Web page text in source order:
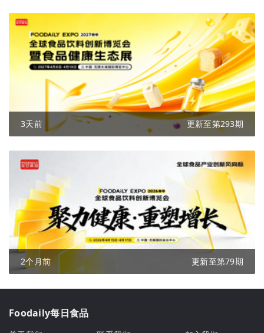
3天前 更新至第293期
2个月前 更新至第79期
Foodaily每日食品